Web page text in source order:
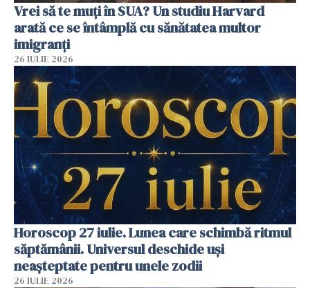
Vrei să te muți în SUA? Un studiu Harvard
arată ce se întâmplă cu sănătatea multor
imigranți
26 IULIE 2026
Horoscop 27 iulie. Lunea care schimbă ritmul
săptămânii. Universul deschide uși
neașteptate pentru unele zodii
26 IULIE 2026